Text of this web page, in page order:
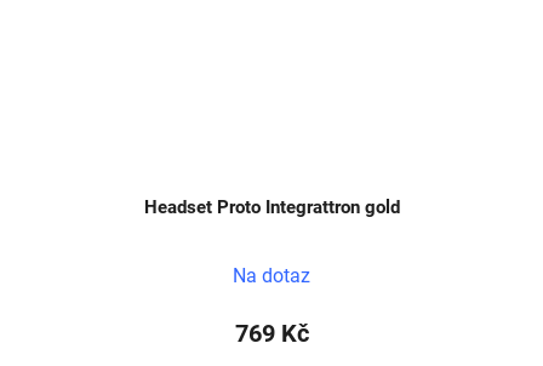
Headset Proto Integrattron gold
Na dotaz
769 Kč